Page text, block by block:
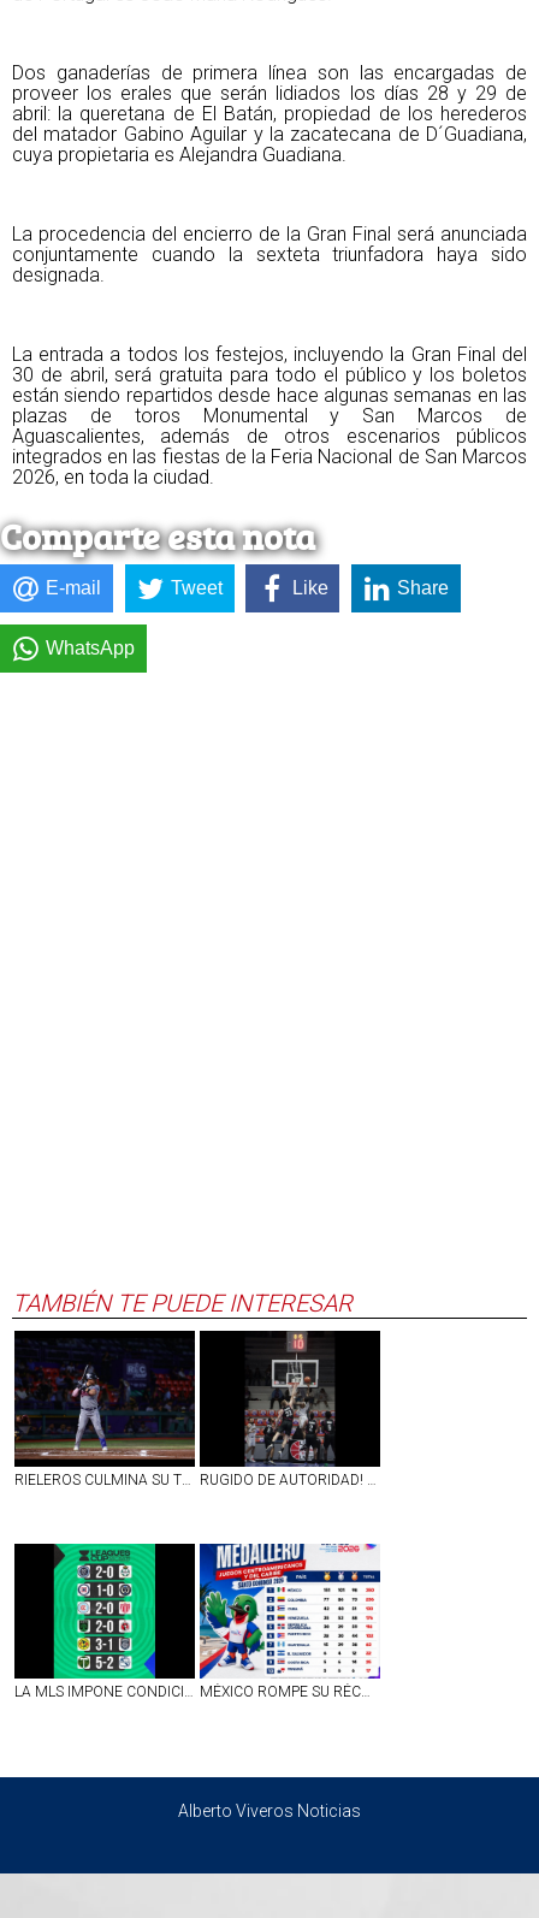
Dos ganaderías de primera línea son las encargadas de
proveer los erales que serán lidiados los días 28 y 29 de
abril: la queretana de El Batán, propiedad de los herederos
del matador Gabino Aguilar y la zacatecana de D´Guadiana,
cuya propietaria es Alejandra Guadiana.
La procedencia del encierro de la Gran Final será anunciada
conjuntamente cuando la sexteta triunfadora haya sido
designada.
La entrada a todos los festejos, incluyendo la Gran Final del
30 de abril, será gratuita para todo el público y los boletos
están siendo repartidos desde hace algunas semanas en las
plazas de toros Monumental y San Marcos de
Aguascalientes, además de otros escenarios públicos
integrados en las fiestas de la Feria Nacional de San Marcos
2026, en toda la ciudad.
Comparte esta nota
E-mail Tweet Like Share
WhatsApp
TAMBIÉN TE PUEDE INTERESAR
RIELEROS CULMINA SU TEMPORADA EN CASA RUGIDO DE AUTORIDAD! PANTERAS DOMINA EN FRESNILLO Y EMPAREJA LA SERIE
LA MLS IMPONE CONDICIONES: AMÉRICA Y CRUZ AZUL SALVAN EL ORGULLO POR LA LIGA MX EN LA LEAGUES CUP MÉXICO ROMPE SU RÉCORD HISTÓRICO DE OROS EN LOS JUEGOS CENTROAMERICANOS Y DEL CARIBE 2026
Alberto Viveros Noticias